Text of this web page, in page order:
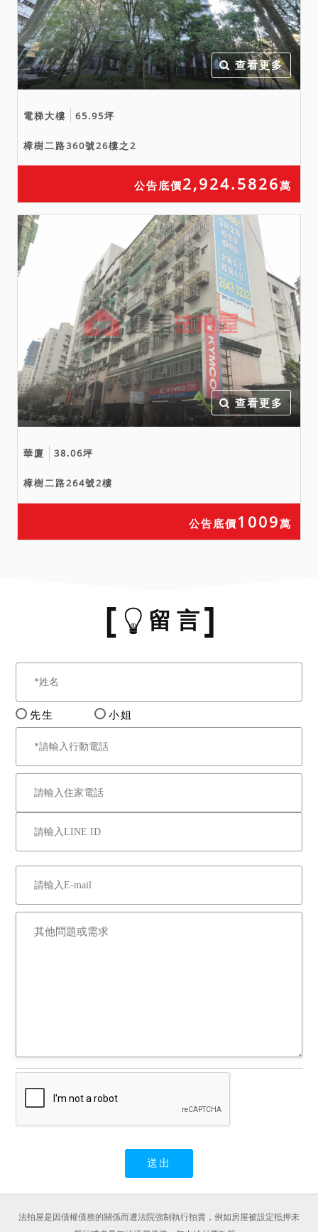
查看更多
電梯大樓 65.95坪
樟樹二路360號26樓之2
公告底價2,924.5826萬
查看更多
華廈 38.06坪
樟樹二路264號2樓
公告底價 1009萬
留 言
先生 小姐
法拍屋是因債權債務的關係而遭法院強制執行拍賣，例如房屋被設定抵押未